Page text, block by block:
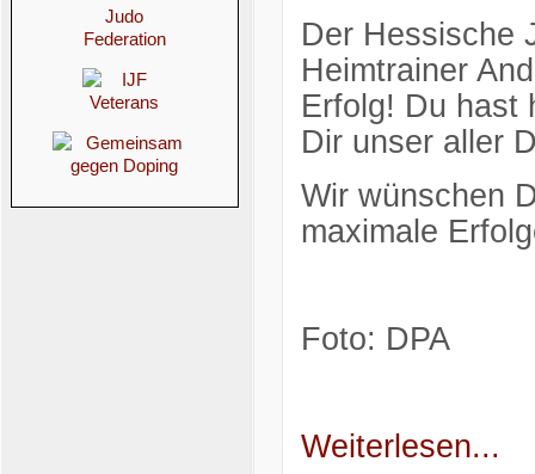
Der Hessische
Heimtrainer
Erfolg! Du hast
Dir unser aller
Wir wünschen
maximale
Foto: DPA
Weiterlesen...